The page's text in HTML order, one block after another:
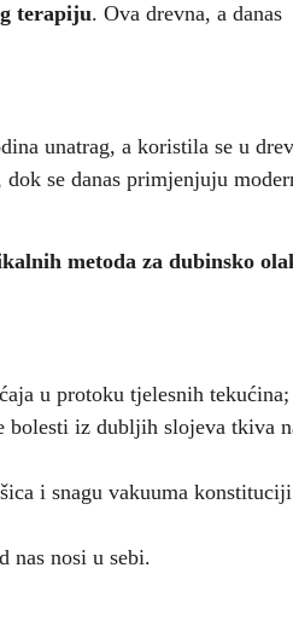
terapiju. Ova drevna, a danas
unatrag, a koristila se u
se danas primjenjuju
metoda za dubinsko
u protoku tjelesnih tekućina;
bolesti iz dubljih slojeva tkiva
i snagu vakuuma konstituciji
nas nosi u sebi.